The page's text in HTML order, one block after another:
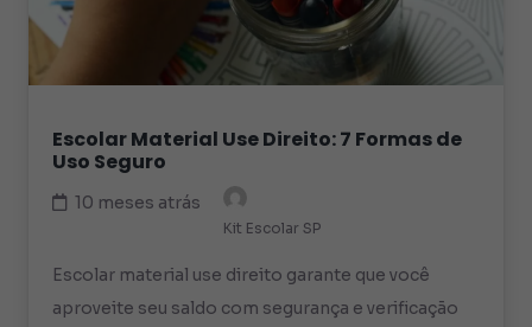
Escolar Material Use Direito: 7 Formas de
Uso Seguro
10 meses atrás
Kit Escolar SP
Escolar material use direito garante que você
aproveite seu saldo com segurança e verificação